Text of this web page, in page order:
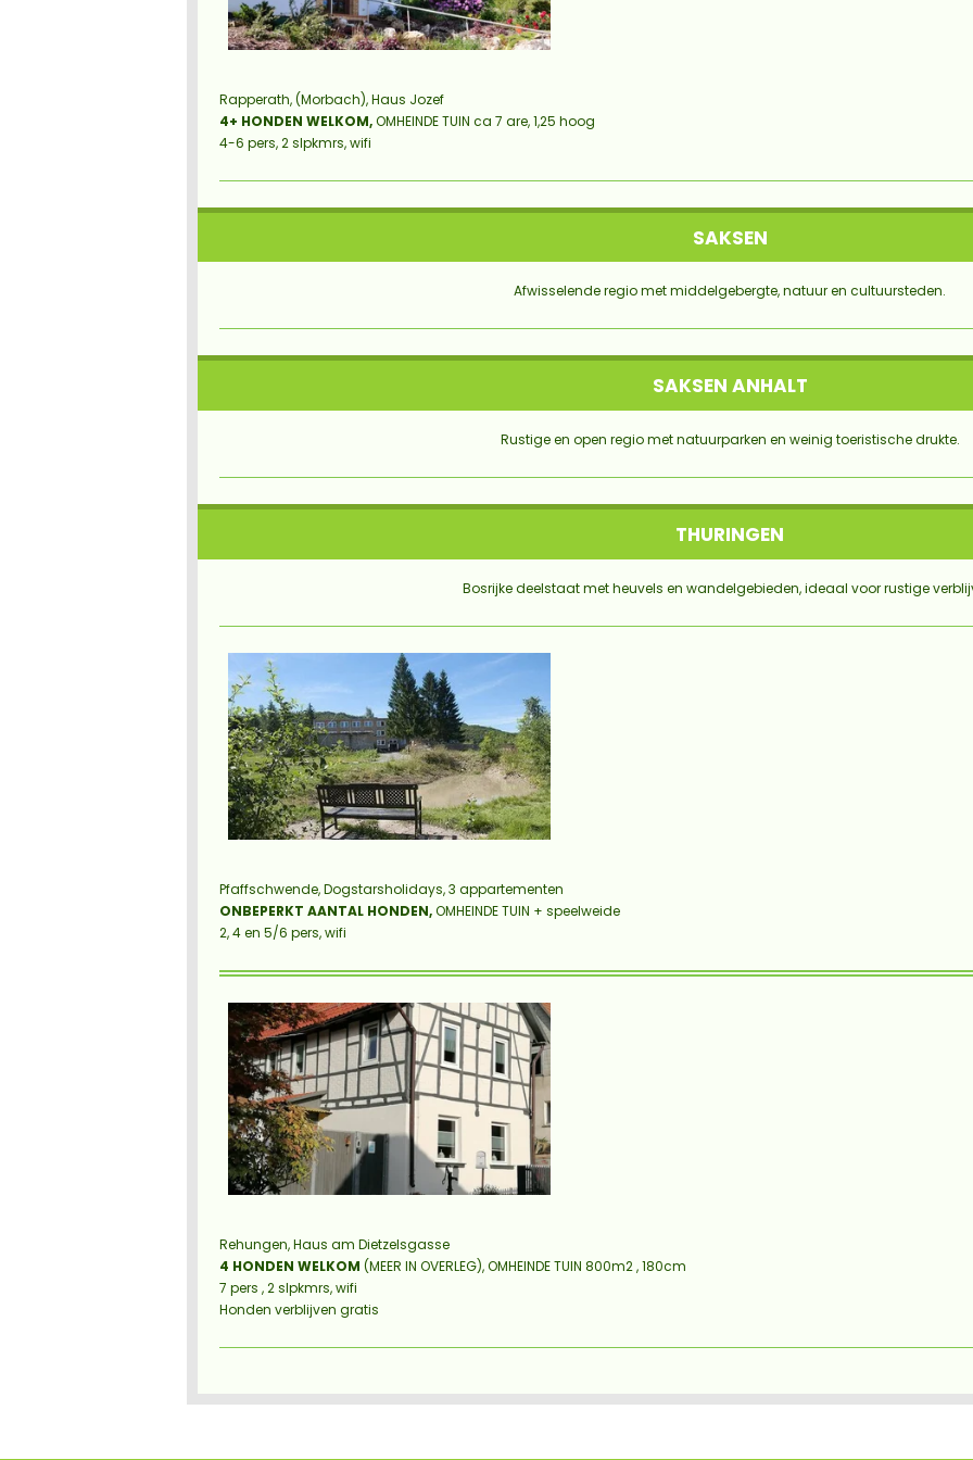
Rapperath, (Morbach), Haus Jozef
4+ HONDEN WELKOM,OMHEINDE TUIN ca 7 are, 1,25 hoog
4-6 pers, 2 slpkmrs, wifi
SAKSEN
Afwisselende regio met middelgebergte, natuur en cultuursteden.
SAKSEN ANHALT
Rustige en open regio met natuurparken en weinig toeristische drukte.
THURINGEN
Bosrijke deelstaat met heuvels en wandelgebieden, ideaal voor rustige
Pfaffschwende, Dogstarsholidays,3 appartementen
ONBEPERKT AANTAL HONDEN,OMHEINDE TUIN + speelweide
2, 4 en 5/6 pers, wifi
Rehungen, Haus am Dietzelsgasse
4 HONDEN WELKOM (MEER IN OVERLEG), OMHEINDE TUIN 800m2 , 180cm
7 pers , 2 slpkmrs, wifi
Honden verblijven gratis